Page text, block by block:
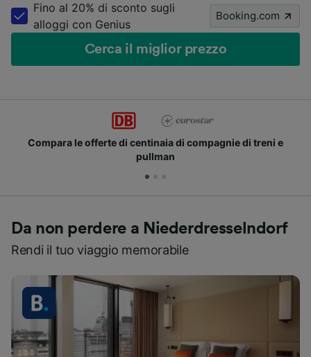
Fino al 20% di sconto sugli
alloggi con Genius
Booking.com
Cerca il miglior prezzo
Compara le offerte di centinaia di compagnie di treni e
pullman
Da non perdere a Niederdresselndorf
Rendi il tuo viaggio memorabile